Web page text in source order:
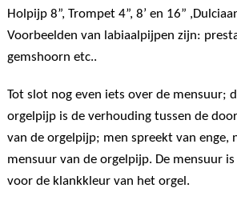
Holpijp 8”, Trompet 4”, 8’ en 16”
Voorbeelden van labiaalpijpen zijn:
gemshoorn etc..
Tot slot nog even iets over de mensuur;
orgelpijp is de verhouding tussen de
van de orgelpijp; men spreekt van enge,
mensuur van de orgelpijp. De mensuur
voor de klankkleur van het orgel.